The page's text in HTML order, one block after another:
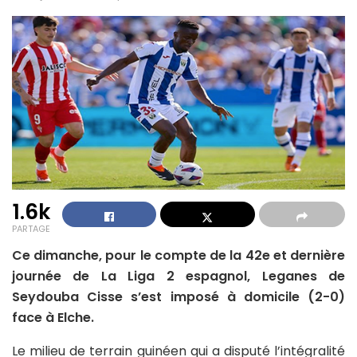
1.6k
PARTAGE
Ce dimanche, pour le compte de la 42e et dernière
journée de La Liga 2 espagnol, Leganes de
Seydouba Cisse s’est imposé à domicile (2-0)
face à Elche.
Le milieu de terrain guinéen qui a disputé l’intégralité